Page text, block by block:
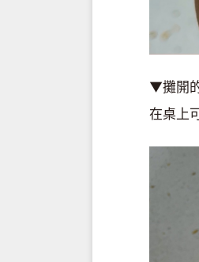
▼攤開
在桌上